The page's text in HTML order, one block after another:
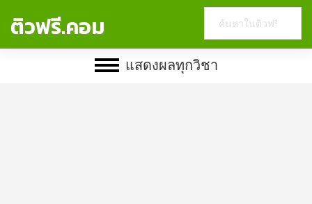
ติวฟรี.คอม
website
แสดงผลทุกวิชา